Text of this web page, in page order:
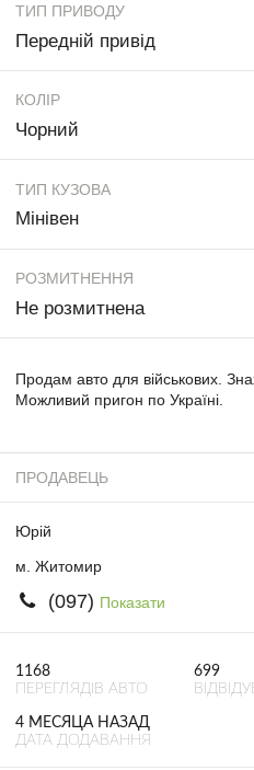
ТИП ПРИВОДУ
Передній привід
КОЛІР
Чорний
ТИП КУЗОВА
Мінівен
РОЗМИТНЕННЯ
Не розмитнена
Продам авто для військових.
Можливий пригон по Україні.
ПРОДАВЕЦЬ
Юрій
м. Житомир
(097) Показати
1168
ПЕРЕГЛЯДІВ АВТО
699
4 МЕСЯЦА НАЗАД
ДАТА ДОДАВАННЯ